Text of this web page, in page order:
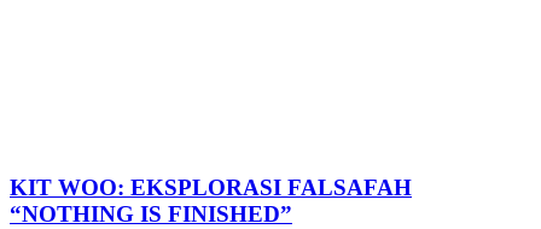
KIT WOO: EKSPLORASI FALSAFAH
“NOTHING IS FINISHED”